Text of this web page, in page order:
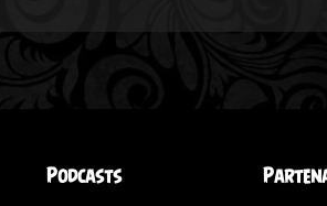
Podcasts